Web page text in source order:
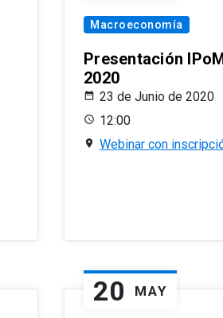
Macroeconomía
Presentación
2020
23 de Junio de 2020
12:00
Webinar con
20 MAY